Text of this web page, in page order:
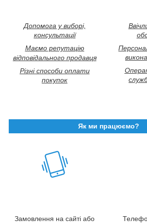
Допомога у виборі,
консультації
Маємо репутацію
відповідального продавця
Різні способи оплати
покупок
Як ми працюємо?
Замовлення на сайті або